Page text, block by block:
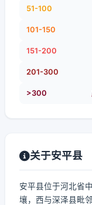
51-100
101-150
151-200
201-300
>300
关于安平县
安平县位于河北省
壤，西与深泽县毗